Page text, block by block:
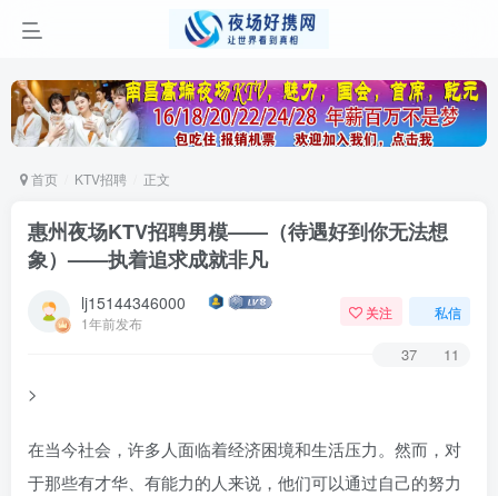
首页 KTV招聘 正文
惠州夜场KTV招聘男模——（待遇好到你无法想
象）——执着追求成就非凡
lj15144346000
1年前发布
关注 私信
37 11
>
在当今社会，许多人面临着经济困境和生活压力。然而，对
于那些有才华、有能力的人来说，他们可以通过自己的努力